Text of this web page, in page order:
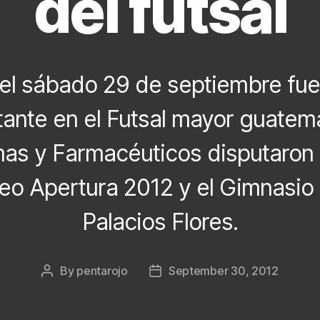
sábado 29 de septiembre
en el Futsal mayor
y Farmacéuticos disputaron
Apertura 2012 y el
Palacios Flores.
Post
By pentarojo
PostSeptember 30, 2012